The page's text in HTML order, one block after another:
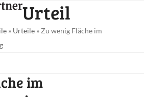
Urteil
» Urteile » Zu wenig Fläche im
im